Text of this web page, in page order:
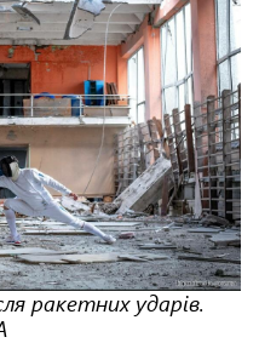
ракетних ударів.